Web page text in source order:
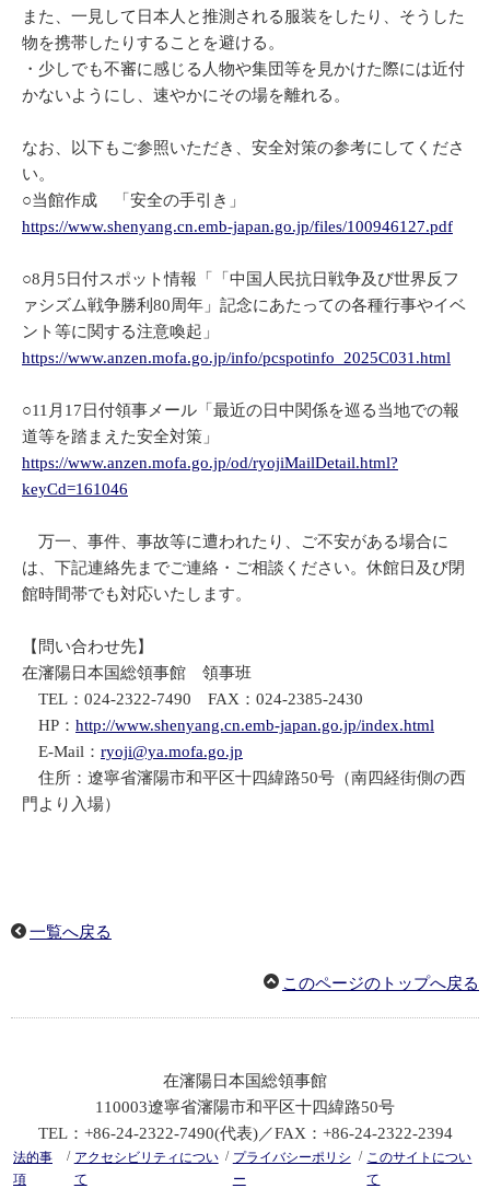
また、一見して日本人と推測される服装をしたり、そうした
物を携帯したりすることを避ける。
・少しでも不審に感じる人物や集団等を見かけた際には近付
かないようにし、速やかにその場を離れる。
なお、以下もご参照いただき、安全対策の参考にしてくださ
い。
○当館作成 「安全の手引き」
https://www.shenyang.cn.emb-japan.go.jp/files/100946127.pdf
○8月5日付スポット情報「「中国人民抗日戦争及び世界反フ
ァシズム戦争勝利80周年」記念にあたっての各種行事やイベ
ント等に関する注意喚起」
https://www.anzen.mofa.go.jp/info/pcspotinfo_2025C031.html
○11月17日付領事メール「最近の日中関係を巡る当地での報
道等を踏まえた安全対策」
https://www.anzen.mofa.go.jp/od/ryojiMailDetail.html?
keyCd=161046
万一、事件、事故等に遭われたり、ご不安がある場合に
は、下記連絡先までご連絡・ご相談ください。休館日及び閉
館時間帯でも対応いたします。
【問い合わせ先】
在瀋陽日本国総領事館 領事班
TEL：024-2322-7490 FAX：024-2385-2430
HP： http://www.shenyang.cn.emb-japan.go.jp/index.html
E-Mail： ryoji@ya.mofa.go.jp
住所：遼寧省瀋陽市和平区十四緯路50号（南四経街側の西
門より入場）
一覧へ戻る
このページのトップへ戻る
在瀋陽日本国総領事館
110003遼寧省瀋陽市和平区十四緯路50号
TEL：+86-24-2322-7490(代表)／FAX：+86-24-2322-2394
法的事
項
/ アクセシビリティについ
て
/ プライバシーポリシ
ー
/ このサイトについ
て